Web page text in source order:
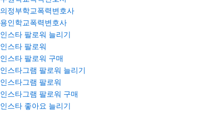
의정부학교폭력변호사
용인학교폭력변호사
인스타 팔로워 늘리기
인스타 팔로워
인스타 팔로워 구매
인스타그램 팔로워 늘리기
인스타그램 팔로워
인스타그램 팔로워 구매
인스타 좋아요 늘리기